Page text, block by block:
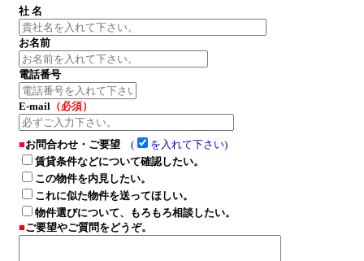
社 名
お名前
電話番号
E-mail （必須）
■お問合わせ・ご要望 (
を入れて下さい)
賃貸条件などについて確認したい。
この物件を内見したい。
これに似た物件を送ってほしい。
物件選びについて、もろもろ相談したい。
■ご要望やご質問をどうぞ。